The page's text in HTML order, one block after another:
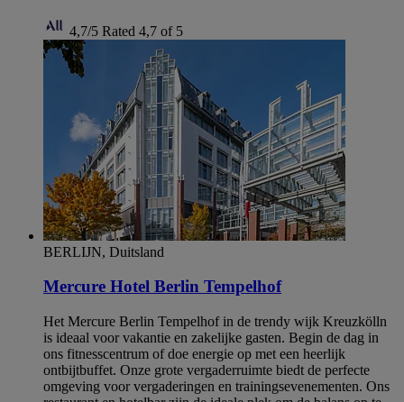
4,7/5 Rated 4,7 of 5
BERLIJN, Duitsland
Mercure Hotel Berlin Tempelhof
Het Mercure Berlin Tempelhof in de trendy wijk Kreuzkölln
is ideaal voor vakantie en zakelijke gasten. Begin de dag in
ons fitnesscentrum of doe energie op met een heerlijk
ontbijtbuffet. Onze grote vergaderruimte biedt de perfecte
omgeving voor vergaderingen en trainingsevenementen. Ons